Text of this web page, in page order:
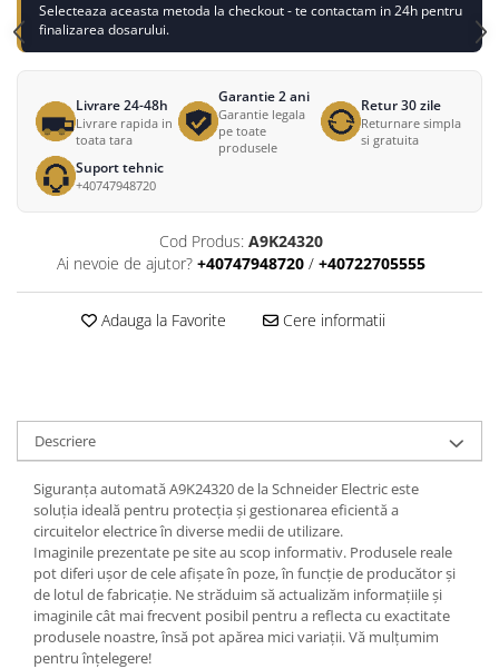
Selecteaza aceasta metoda la checkout - te contactam in 24h pentru
finalizarea dosarului.
Livrare 24-48h
Livrare rapida in
toata tara
Garantie 2 ani
Garantie legala
pe toate
produsele
Retur 30 zile
Returnare simpla
si gratuita
Suport tehnic
+40747948720
Cod Produs: A9K24320
Ai nevoie de ajutor? +40747948720 / +40722705555
Adauga la Favorite Cere informatii
Descriere
Siguranța automată A9K24320 de la Schneider Electric este
soluția ideală pentru protecția și gestionarea eficientă a
circuitelor electrice în diverse medii de utilizare.
Imaginile prezentate pe site au scop informativ. Produsele reale
pot diferi ușor de cele afișate în poze, în funcție de producător și
de lotul de fabricație. Ne străduim să actualizăm informațiile și
imaginile cât mai frecvent posibil pentru a reflecta cu exactitate
produsele noastre, însă pot apărea mici variații. Vă mulțumim
pentru înțelegere!